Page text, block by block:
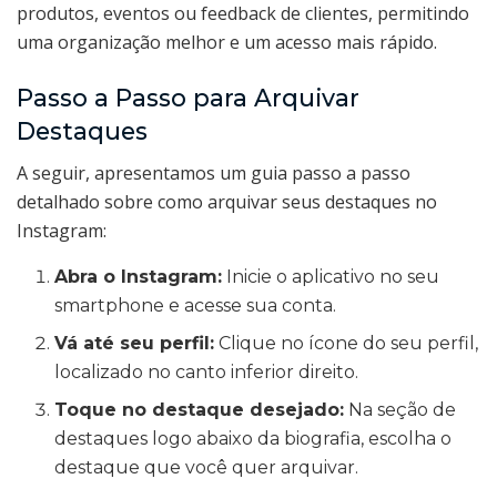
produtos, eventos ou feedback de clientes, permitindo
uma organização melhor e um acesso mais rápido.
Passo a Passo para Arquivar
Destaques
A seguir, apresentamos um guia passo a passo
detalhado sobre como arquivar seus destaques no
Instagram:
Abra o Instagram: Inicie o aplicativo no seu
smartphone e acesse sua conta.
Vá até seu perfil: Clique no ícone do seu perfil,
localizado no canto inferior direito.
Toque no destaque desejado: Na seção de
destaques logo abaixo da biografia, escolha o
destaque que você quer arquivar.